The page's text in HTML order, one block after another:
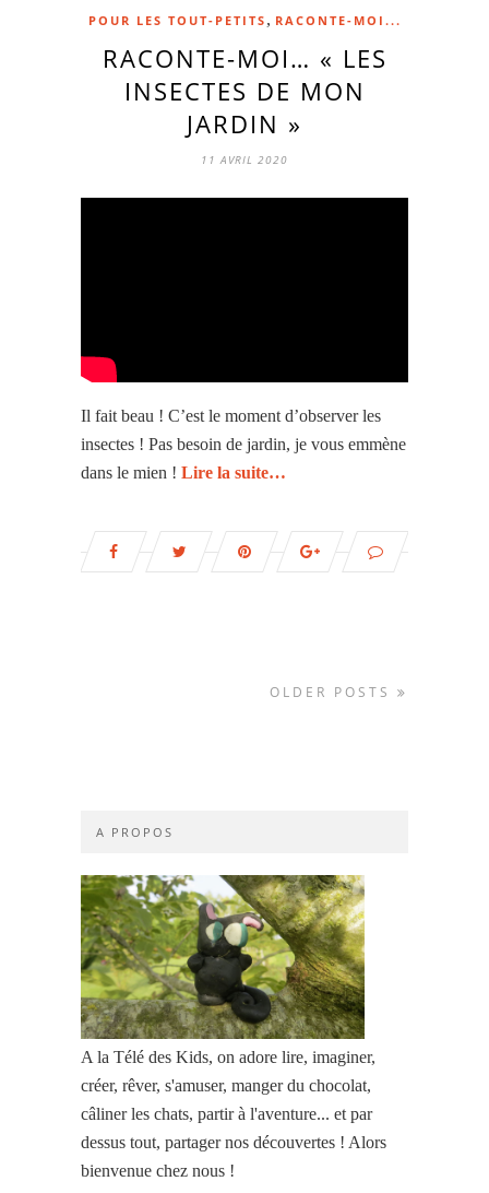
POUR LES TOUT-PETITS , RACONTE-MOI...
RACONTE-MOI… « LES
INSECTES DE MON
JARDIN »
11 AVRIL 2020
Il fait beau ! C’est le moment d’observer les
insectes ! Pas besoin de jardin, je vous emmène
dans le mien ! Lire la suite…
OLDER POSTS
A PROPOS
A la Télé des Kids, on adore lire, imaginer,
créer, rêver, s'amuser, manger du chocolat,
câliner les chats, partir à l'aventure... et par
dessus tout, partager nos découvertes ! Alors
bienvenue chez nous !